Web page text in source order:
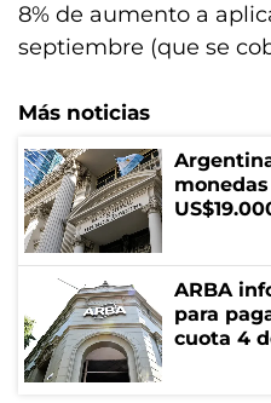
8% de aumento a
septiembre (que se
Más noticias
ARBA
para
cuota 4